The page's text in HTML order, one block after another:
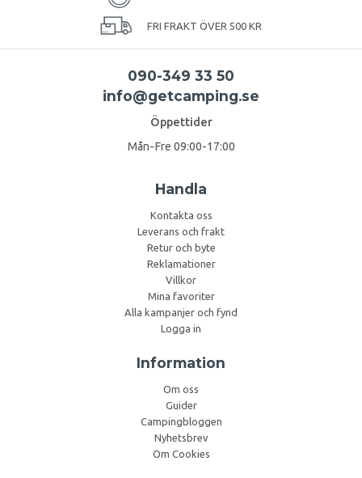
FRI FRAKT ÖVER 500 KR
090-349 33 50
info@getcamping.se
Öppettider
Mån-Fre 09:00-17:00
Handla
Kontakta oss
Leverans och frakt
Retur och byte
Reklamationer
Villkor
Mina favoriter
Alla kampanjer och fynd
Logga in
Information
Om oss
Guider
Campingbloggen
Nyhetsbrev
Om Cookies